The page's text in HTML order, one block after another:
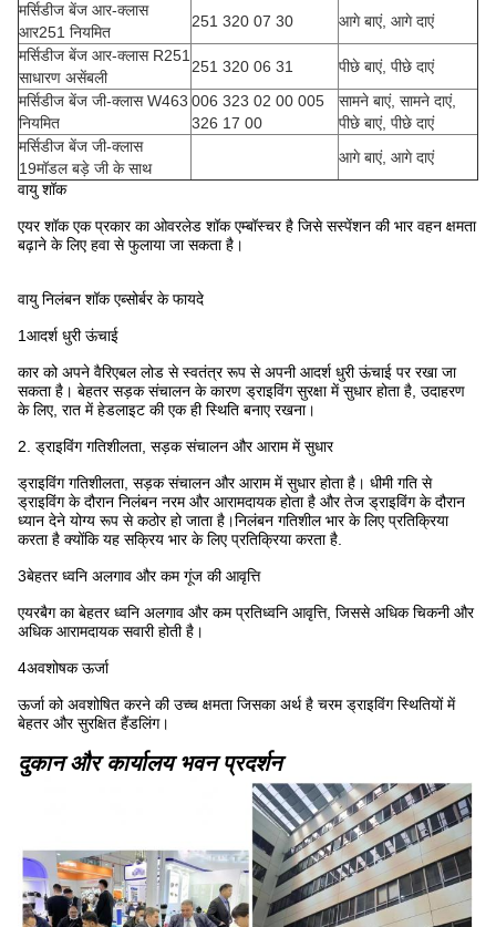
मर्सिडीज बेंज आर-क्लास
आर251 नियमित
251 320 07 30
आगे बाएं, आगे दाएं
मर्सिडीज बेंज आर-क्लास R251
साधारण असेंबली
251 320 06 31
पीछे बाएं, पीछे दाएं
मर्सिडीज बेंज जी-क्लास W463
नियमित
006 323 02 00 005
326 17 00
सामने बाएं, सामने दाएं,
पीछे बाएं, पीछे दाएं
मर्सिडीज बेंज जी-क्लास
19मॉडल बड़े जी के साथ
आगे बाएं, आगे दाएं
वायु शॉक
एयर शॉक एक प्रकार का ओवरलेड शॉक एम्बॉस्चर है जिसे सस्पेंशन की भार वहन क्षमता
बढ़ाने के लिए हवा से फुलाया जा सकता है।
वायु निलंबन शॉक एब्सोर्बर के फायदे
1आदर्श धुरी ऊंचाई
कार को अपने वैरिएबल लोड से स्वतंत्र रूप से अपनी आदर्श धुरी ऊंचाई पर रखा जा
सकता है। बेहतर सड़क संचालन के कारण ड्राइविंग सुरक्षा में सुधार होता है, उदाहरण
के लिए, रात में हेडलाइट की एक ही स्थिति बनाए रखना।
2. ड्राइविंग गतिशीलता, सड़क संचालन और आराम में सुधार
ड्राइविंग गतिशीलता, सड़क संचालन और आराम में सुधार होता है। धीमी गति से
ड्राइविंग के दौरान निलंबन नरम और आरामदायक होता है और तेज ड्राइविंग के दौरान
ध्यान देने योग्य रूप से कठोर हो जाता है।निलंबन गतिशील भार के लिए प्रतिक्रिया
करता है क्योंकि यह सक्रिय भार के लिए प्रतिक्रिया करता है.
3बेहतर ध्वनि अलगाव और कम गूंज की आवृत्ति
एयरबैग का बेहतर ध्वनि अलगाव और कम प्रतिध्वनि आवृत्ति, जिससे अधिक चिकनी और
अधिक आरामदायक सवारी होती है।
4अवशोषक ऊर्जा
ऊर्जा को अवशोषित करने की उच्च क्षमता जिसका अर्थ है चरम ड्राइविंग स्थितियों में
बेहतर और सुरक्षित हैंडलिंग।
दुकान और कार्यालय भवन प्रदर्शन